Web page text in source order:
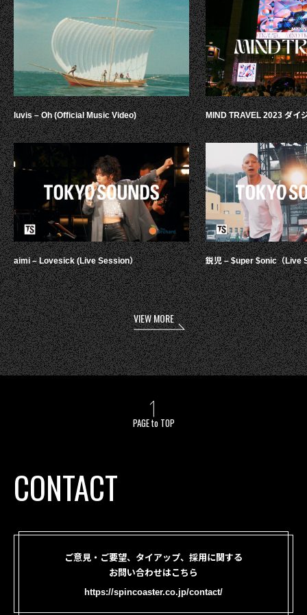
luvis – Oh (Official Music Video)
aimi – Lovesick (Live Session）
MIND TRAVEL 2023 ダイ
鋭児 – $uper $onic（Live
VIEW MORE
PAGE to TOP
CONTACT
ご意見・ご要望、タイアップ、採用に関する
お問い合わせはこちら
https://spincoaster.co.jp/contact/